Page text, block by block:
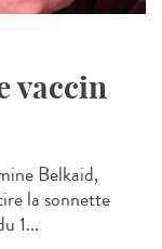
vaccin
Belkaid,
la sonnette
1...